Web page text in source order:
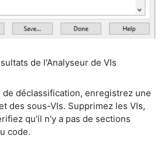
de l'Analyseur de VIs
déclassification, enregistrez une
des sous-VIs. Supprimez les VIs,
qu'il n'y a pas de sections
code.